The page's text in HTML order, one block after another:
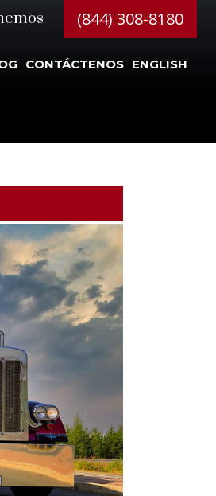
(844) 308-8180
CONTÁCTENOS ENGLISH